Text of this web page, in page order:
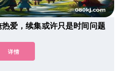
热爱，续集或许只是时间问题
详情